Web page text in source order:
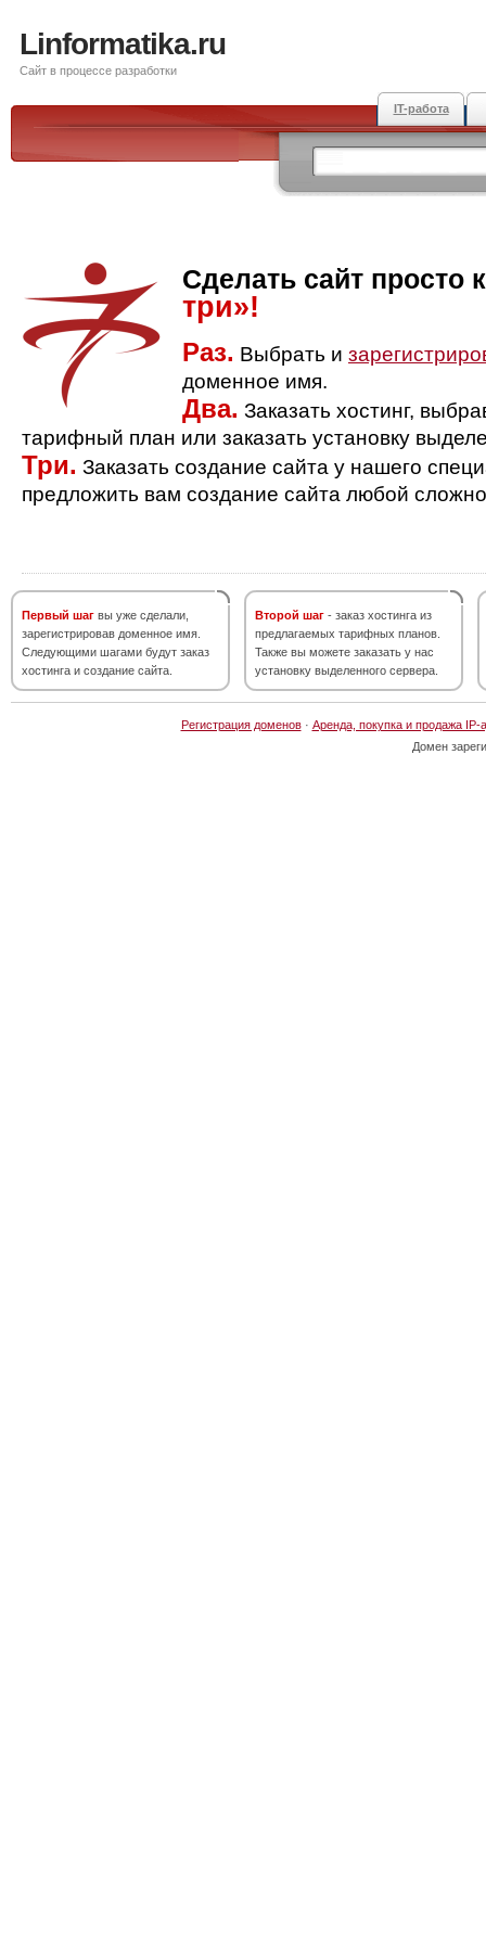
Linformatika.ru
Сайт в процессе разработки
IT-работа
Сделать сайт просто
три»!
Раз. Выбрать и
доменное имя.
Два. Заказать хостинг,
тарифный план или заказать установку
Три. Заказать создание сайта у нашего
предложить вам создание сайта любой
Первый шаг вы уже сделали,
зарегистрировав доменное имя.
Следующими шагами будут заказ
хостинга и создание сайта.
Второй шаг - заказ хостинга из
предлагаемых тарифных планов.
Также вы можете заказать у нас
установку выделенного сервера.
Регистрация доменов· Аренда, покупка и продажа IP-
Домен